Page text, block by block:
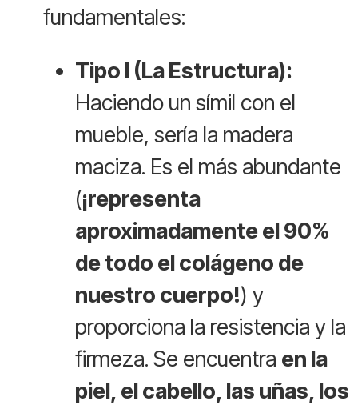
fundamentales:
Tipo I (La Estructura):
Haciendo un símil con el
mueble, sería la madera
maciza. Es el más abundante
(¡representa
aproximadamente el 90%
de todo el colágeno de
nuestro cuerpo!) y
proporciona la resistencia y la
firmeza. Se encuentra en la
piel, el cabello, las uñas, los